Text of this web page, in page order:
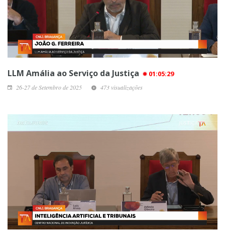
LLM Amália ao Serviço da Justiça 01:05:29
26-27 de Setembro de 2025 473 visualizações